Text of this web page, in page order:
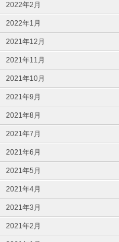
2022年2月
2022年1月
2021年12月
2021年11月
2021年10月
2021年9月
2021年8月
2021年7月
2021年6月
2021年5月
2021年4月
2021年3月
2021年2月